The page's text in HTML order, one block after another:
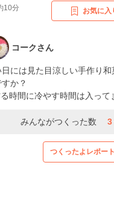
10分 お気に入
コークさん
日には見た目涼しい手作り和
か？
時間に冷やす時間は入って
みんながつくった数 3
つくったよレポー